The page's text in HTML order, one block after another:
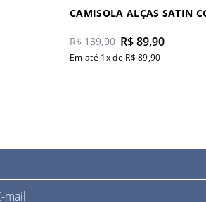
CAMISOLA ALÇAS SATIN
R$ 139,90 R$89,90
Em até 1x de R$ 89,90